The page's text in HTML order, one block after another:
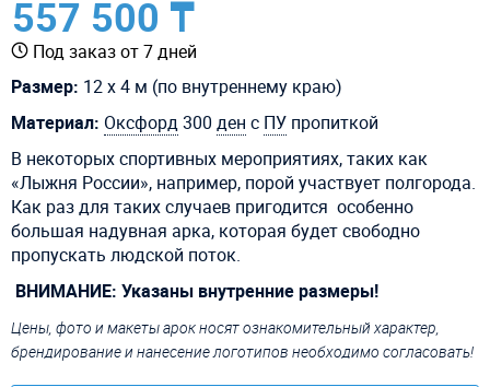
557 500 ₸
Под заказ от 7 дней
Размер: 12 х 4 м (по внутреннему краю)
Материал: Оксфорд300 ден с ПУ пропиткой
В некоторых спортивных мероприятиях, таких как
«Лыжня России», например, порой участвует полгорода.
Как раз для таких случаев пригодится особенно
большая надувная арка, которая будет свободно
пропускать людской поток.
ВНИМАНИЕ: Указаны внутренние размеры!
Цены, фото и макеты арок носят ознакомительный характер,
брендирование и нанесение логотипов необходимо согласовать!